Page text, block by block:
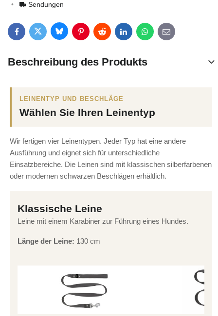
Sendungen
FacebookTwitterBlueskyPinterestRedditLinkedInWhatsApp
E-mail
Beschreibung des Produkts
LEINENTYP UND BESCHLÄGE
Wählen Sie Ihren Leinentyp
Wir fertigen vier Leinentypen. Jeder Typ hat eine andere
Ausführung und eignet sich für unterschiedliche
Einsatzbereiche. Die Leinen sind mit klassischen silberfarbenen
oder modernen schwarzen Beschlägen erhältlich.
Klassische Leine
Leine mit einem Karabiner zur Führung eines Hundes.
Länge der Leine: 130 cm